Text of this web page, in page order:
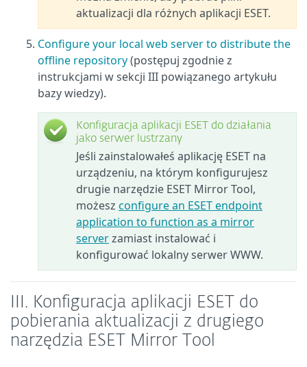
aktualizacji dla różnych aplikacji ESET.
Configure your local web server to distribute the
offline repository(postępuj zgodnie z
instrukcjami w sekcji III powiązanego artykułu
bazy wiedzy).
Konfiguracja aplikacji ESET do działania
jako serwer lustrzany
Jeśli zainstalowałeś aplikację ESET na
urządzeniu, na którym konfigurujesz
drugie narzędzie ESET Mirror Tool,
możesz configure an ESET endpoint
application to function as a mirror
serverzamiast instalować i
konfigurować lokalny serwer WWW.
III. Konfiguracja aplikacji ESET do
pobierania aktualizacji z drugiego
narzędzia ESET Mirror Tool